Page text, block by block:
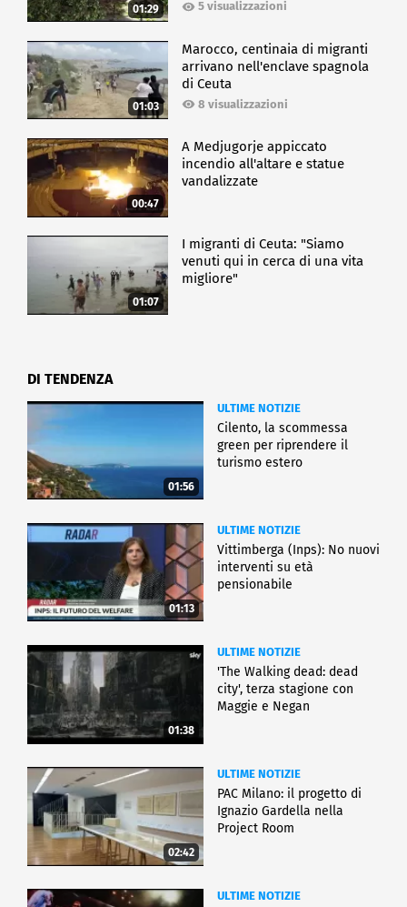
01:29 5 visualizzazioni
01:03
Marocco, centinaia di migranti
arrivano nell'enclave spagnola
di Ceuta
8 visualizzazioni
00:47
A Medjugorje appiccato
incendio all'altare e statue
vandalizzate
01:07
I migranti di Ceuta: "Siamo
venuti qui in cerca di una vita
migliore"
DI TENDENZA
01:56
ULTIME NOTIZIE
Cilento, la scommessa
green per riprendere il
turismo estero
01:13
ULTIME NOTIZIE
Vittimberga (Inps): No nuovi
interventi su età
pensionabile
01:38
ULTIME NOTIZIE
'The Walking dead: dead
city', terza stagione con
Maggie e Negan
02:42
ULTIME NOTIZIE
PAC Milano: il progetto di
Ignazio Gardella nella
Project Room
ULTIME NOTIZIE